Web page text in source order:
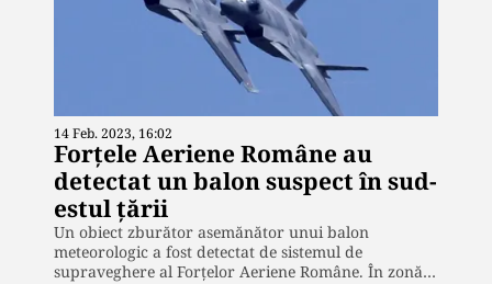
14 Feb. 2023, 16:02
Forțele Aeriene Române au
detectat un balon suspect în sud-
estul țării
Un obiect zburător asemănător unui balon
meteorologic a fost detectat de sistemul de
supraveghere al Forțelor Aeriene Române. În zonă…